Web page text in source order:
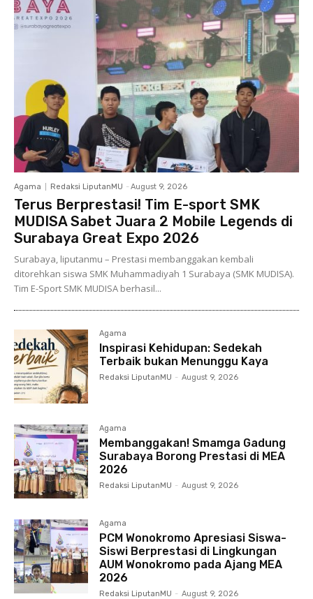
Agama Redaksi LiputanMU - August 9, 2026
Terus Berprestasi! Tim E-sport SMK
MUDISA Sabet Juara 2 Mobile Legends di
Surabaya Great Expo 2026
Surabaya, liputanmu – Prestasi membanggakan kembali
ditorehkan siswa SMK Muhammadiyah 1 Surabaya (SMK MUDISA).
Tim E-Sport SMK MUDISA berhasil...
Agama
Inspirasi Kehidupan: Sedekah
Terbaik bukan Menunggu Kaya
Redaksi LiputanMU - August 9, 2026
Agama
Membanggakan! Smamga Gadung
Surabaya Borong Prestasi di MEA
2026
Redaksi LiputanMU - August 9, 2026
Agama
PCM Wonokromo Apresiasi Siswa-
Siswi Berprestasi di Lingkungan
AUM Wonokromo pada Ajang MEA
2026
Redaksi LiputanMU - August 9, 2026